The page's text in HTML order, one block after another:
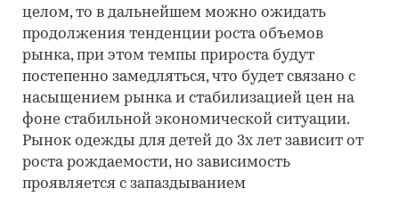
целом, то в дальнейшем можно ожидать
продолжения тенденции роста объемов
рынка, при этом темпы прироста будут
постепенно замедляться, что будет связано с
насыщением рынка и стабилизацией цен на
фоне стабильной экономической ситуации.
Рынок одежды для детей до 3х лет зависит от
роста рождаемости, но зависимость
проявляется с запаздыванием